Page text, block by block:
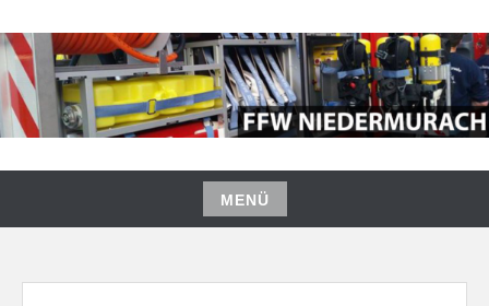
Inhalt
springen
FREIWILLIGE FEUERWEHR
NIEDERMURACH
MENÜ
Zum
springen